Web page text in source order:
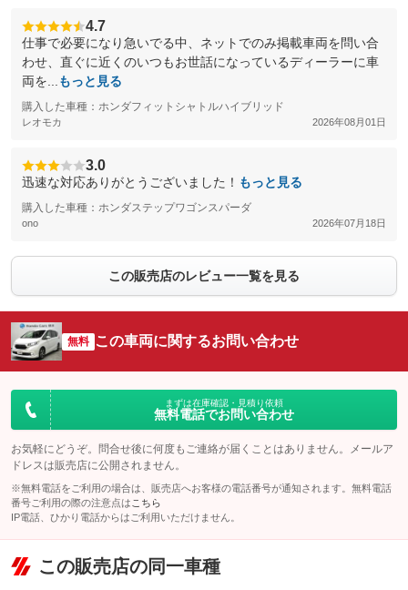
4.7
仕事で必要になり急いでる中、ネットでのみ掲載車両を問い合
わせ、直ぐに近くのいつもお世話になっているディーラーに車
両を...
もっと見る
購入した車種：ホンダフィットシャトルハイブリッド
レオモカ 2026年08月01日
3.0
迅速な対応ありがとうございました！ もっと見る
購入した車種：ホンダステップワゴンスパーダ
ono 2026年07月18日
この販売店のレビュー一覧を見る
無料 この車両に関するお問い合わせ
まずは在庫確認・見積り依頼
無料電話でお問い合わせ
お気軽にどうぞ。問合せ後に何度もご連絡が届くことはありません。メールア
ドレスは販売店に公開されません。
※無料電話をご利用の場合は、販売店へお客様の電話番号が通知されます。無料電話
番号ご利用の際の注意点は こちら
IP電話、ひかり電話からはご利用いただけません。
この販売店の同一車種